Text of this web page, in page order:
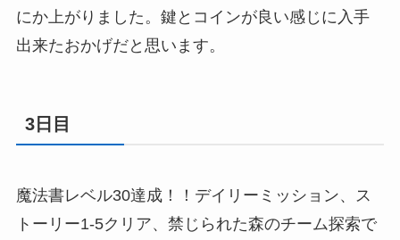
にか上がりました。鍵とコインが良い感じに入手
出来たおかげだと思います。
3日目
魔法書レベル30達成！！デイリーミッション、ス
トーリー1-5クリア、禁じられた森のチーム探索で